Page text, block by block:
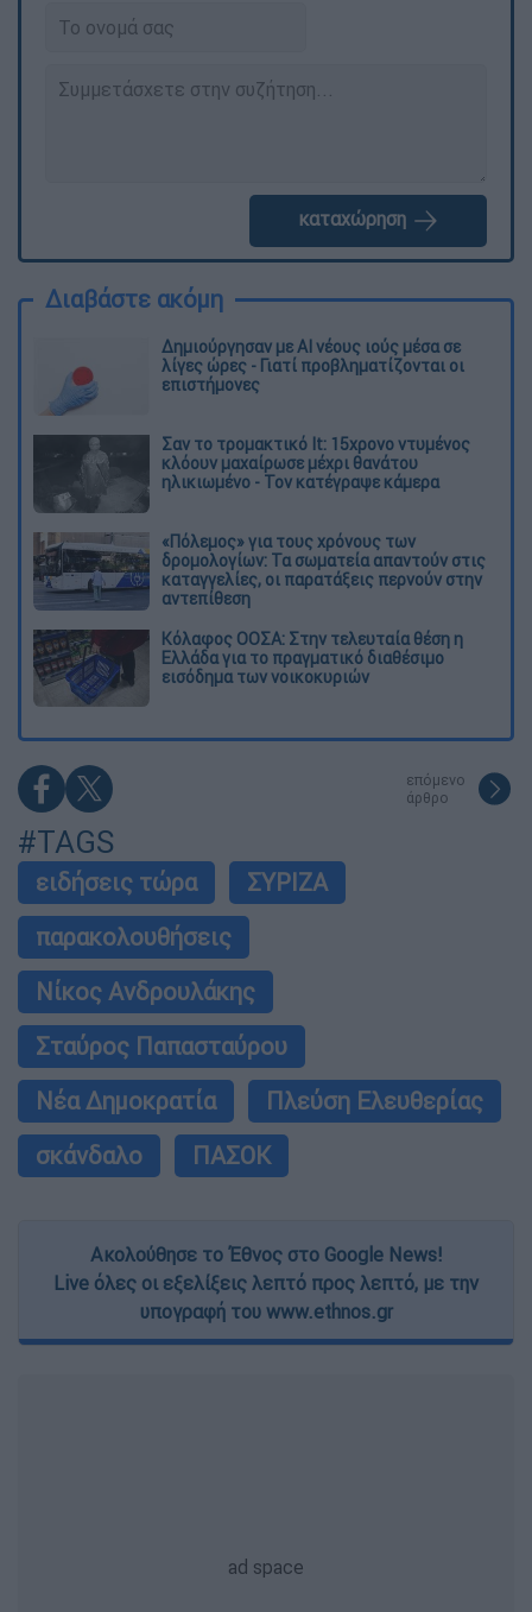
καταχώρηση
Διαβάστε ακόμη
Δημιούργησαν με AI νέους ιούς μέσα σε
λίγες ώρες - Γιατί προβληματίζονται οι
επιστήμονες
Σαν το τρομακτικό It: 15χρονο ντυμένος
κλόουν μαχαίρωσε μέχρι θανάτου
ηλικιωμένο - Τον κατέγραψε κάμερα
«Πόλεμος» για τους χρόνους των
δρομολογίων: Τα σωματεία απαντούν στις
καταγγελίες, οι παρατάξεις περνούν στην
αντεπίθεση
Κόλαφος ΟΟΣΑ: Στην τελευταία θέση η
Ελλάδα για το πραγματικό διαθέσιμο
εισόδημα των νοικοκυριών
επόμενο
άρθρο
#TAGS
ειδήσεις τώρα
ΣΥΡΙΖΑ
παρακολουθήσεις
Νίκος Ανδρουλάκης
Σταύρος Παπασταύρου
Νέα Δημοκρατία
Πλεύση Ελευθερίας
σκάνδαλο
ΠΑΣΟΚ
Ακολούθησε το Έθνος στο Google News!
Live όλες οι εξελίξεις λεπτό προς λεπτό, με την
υπογραφή του www.ethnos.gr